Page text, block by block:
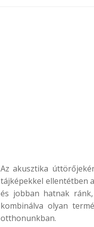
Az akusztika
tájképekkel ellentétben
és jobban hatnak
kombinálva olyan
otthonunkban.